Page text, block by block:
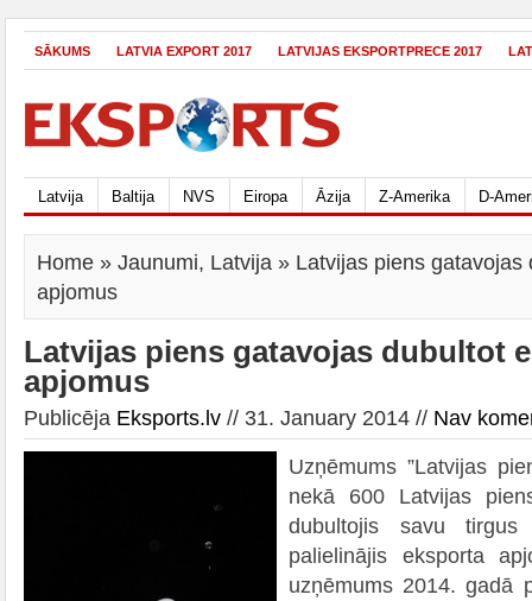
SĀKUMS LATVIA EXPORT 2017 LATVIJAS EKSPORTPRECE 2017
Latvija Baltija NVS Eiropa Āzija Z-Amerika D-
Home » Jaunumi, Latvija » Latvijas piens gatavojas
apjomus
Latvijas piens gatavojas dubultot
apjomus
Publicēja Eksports.lv // 31. January 2014 // Nav
Uzņēmums ”Latvijas
nekā 600 Latvijas
dubultojis savu
palielinājis eksporta
uzņēmums 2014. gadā